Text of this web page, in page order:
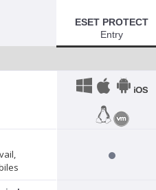
ESET PROTECT
Entry